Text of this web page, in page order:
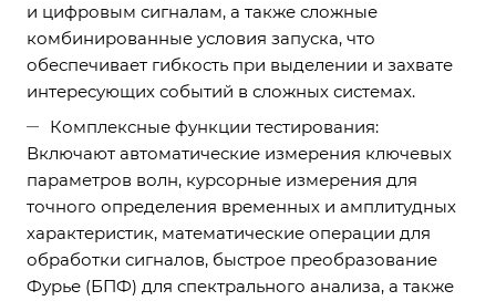
и цифровым сигналам, а также сложные
комбинированные условия запуска, что
обеспечивает гибкость при выделении и захвате
интересующих событий в сложных системах.
Комплексные функции тестирования:
Включают автоматические измерения ключевых
параметров волн, курсорные измерения для
точного определения временных и амплитудных
характеристик, математические операции для
обработки сигналов, быстрое преобразование
Фурье (БПФ) для спектрального анализа, а также